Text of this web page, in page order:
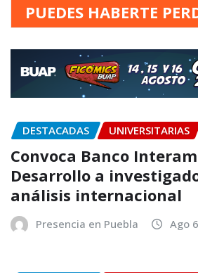
PUEDES HABERTE
DESTACADAS UNIVERSITARIAS
Convoca Banco
Desarrollo a
análisis internacional
Presencia en Puebla Ago